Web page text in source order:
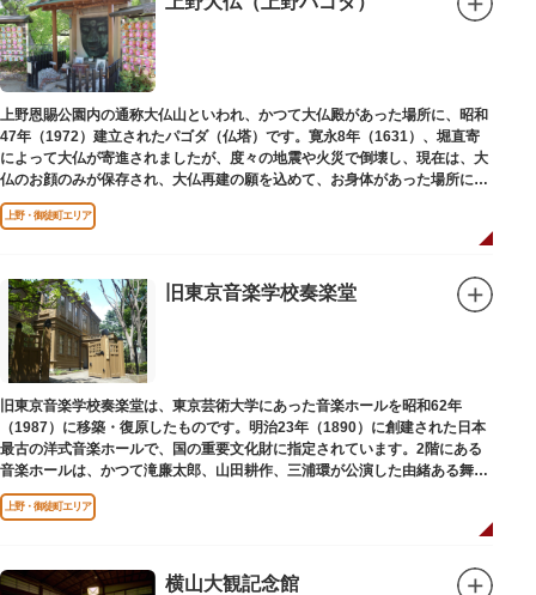
上野恩賜公園内の通称大仏山といわれ、かつて大仏殿があった場所に、昭和
47年（1972）建立されたパゴダ（仏塔）です。寛永8年（1631）、堀直寄
によって大仏が寄進されましたが、度々の地震や火災で倒壊し、現在は、大
仏のお顔のみが保存され、大仏再建の願を込めて、お身体があった場所にパ
ゴダが建てられました。
上野・御徒町エリア
旧東京音楽学校奏楽堂
旧東京音楽学校奏楽堂は、東京芸術大学にあった音楽ホールを昭和62年
（1987）に移築・復原したものです。明治23年（1890）に創建された日本
最古の洋式音楽ホールで、国の重要文化財に指定されています。2階にある
音楽ホールは、かつて滝廉太郎、山田耕作、三浦環が公演した由緒ある舞台
です。
上野・御徒町エリア
横山大観記念館